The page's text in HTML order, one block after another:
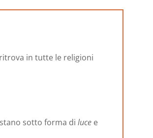
ritrova in tutte le religioni
sotto forma di luce e